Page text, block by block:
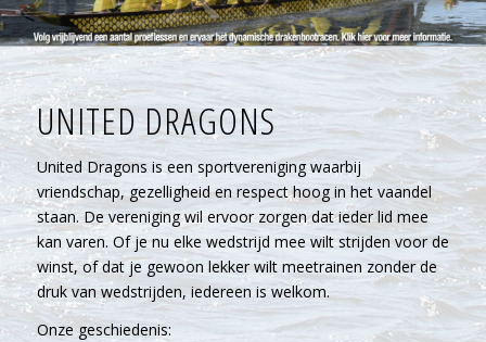
UNITED DRAGONS
United Dragons is een sportvereniging waarbij
vriendschap, gezelligheid en respect hoog in het vaandel
staan. De vereniging wil ervoor zorgen dat ieder lid mee
kan varen. Of je nu elke wedstrijd mee wilt strijden voor de
winst, of dat je gewoon lekker wilt meetrainen zonder de
druk van wedstrijden, iedereen is welkom.
Onze geschiedenis: